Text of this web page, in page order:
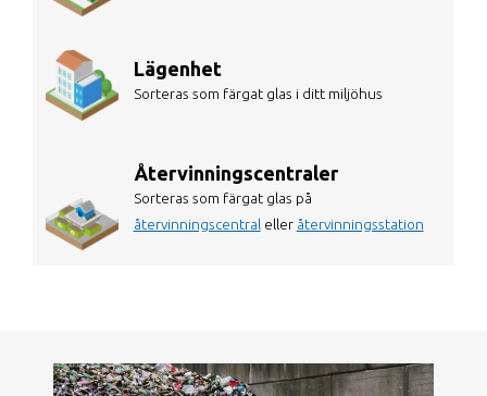
Lägenhet
Sorteras som färgat glas i ditt miljöhus
Återvinningscentraler
Sorteras som färgat glas på
återvinningscentral eller återvinningsstation
Bild